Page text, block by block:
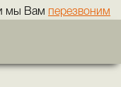
мы Вам перезвоним